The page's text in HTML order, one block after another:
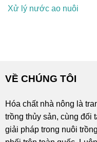
Xử lý nước ao nuôi
VỀ CHÚNG TÔI
Hóa chất nhà nông là
trồng thủy sản, cùng đối
giải pháp trong nuôi